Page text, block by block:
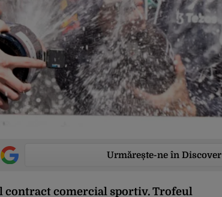
Urmărește-ne în Discover
comercial sportiv. Trofeul